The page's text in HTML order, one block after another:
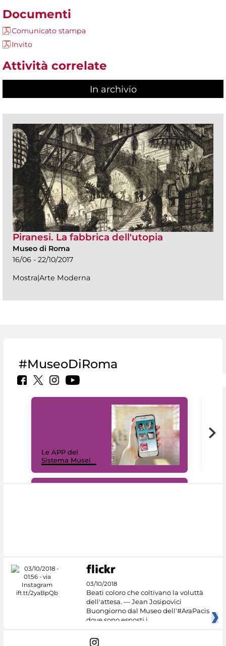
Documenti
Comunicato stampa
Invito
Attività correlate
In archivio
Piranesi. La fabbrica dell'utopia
Museo di Roma
16/06 - 22/10/2017
Mostra|Arte Moderna
#MuseoDiRoma
Le APP del
Sistema Musei
03/10/2018
Beati coloro che coltivano la voluttà
dell'attesa. — Jean Josipovici
Buongiorno dal Museo dell'#AraPacis
dove sono esposti i